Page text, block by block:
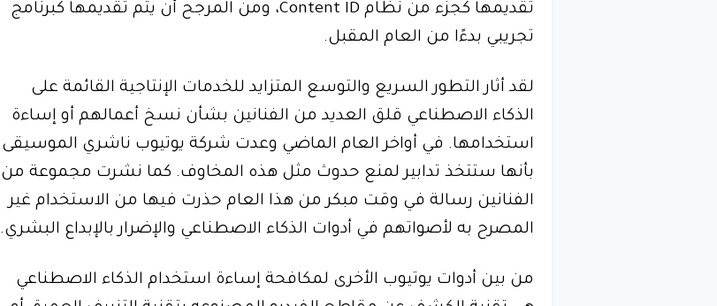
تقديمها كجزء من نظام Content ID، ومن المرجح أن يتم تقديمها كبرنامج
تجريبي بدءًا من العام المقبل.
لقد أثار التطور السريع والتوسع المتزايد للخدمات الإنتاجية القائمة على
الذكاء الاصطناعي قلق العديد من الفنانين بشأن نسخ أعمالهم أو إساءة
استخدامها. في أواخر العام الماضي وعدت شركة يوتيوب ناشري الموسيقى
بأنها ستتخذ تدابير لمنع حدوث مثل هذه المخاوف. كما نشرت مجموعة من
الفنانين رسالة في وقت مبكر من هذا العام حذرت فيها من الاستخدام غير
المصرح به لأصواتهم في أدوات الذكاء الاصطناعي والإضرار بالإبداع البشري.
من بين أدوات يوتيوب الأخرى لمكافحة إساءة استخدام الذكاء الاصطناعي